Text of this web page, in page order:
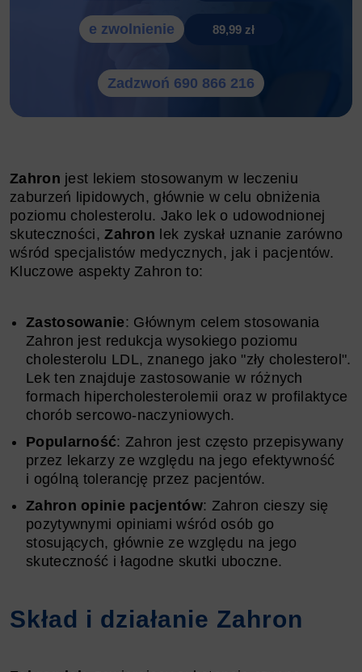
e zwolnienie 89,99 zł
Zadzwoń 690 866 216
Zahron jest lekiem stosowanym w leczeniu
zaburzeń lipidowych, głównie w celu obniżenia
poziomu cholesterolu. Jako lek o udowodnionej
skuteczności,Zahron lek zyskał uznanie zarówno
wśród specjalistów medycznych, jak i pacjentów.
Kluczowe aspekty Zahron to:
Zastosowanie: Głównym celem stosowania
Zahron jest redukcja wysokiego poziomu
cholesterolu LDL, znanego jako "zły cholesterol".
Lek ten znajduje zastosowanie w różnych
formach hipercholesterolemii oraz w profilaktyce
chorób sercowo-naczyniowych.
Popularność: Zahron jest często przepisywany
przez lekarzy ze względu na jego efektywność
i ogólną tolerancję przez pacjentów.
Zahron opinie pacjentów: Zahron cieszy się
pozytywnymi opiniami wśród osób go
stosujących, głównie ze względu na jego
skuteczność i łagodne skutki uboczne.
Skład i działanie Zahron